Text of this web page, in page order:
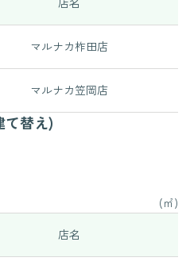
マルナカ柞田店
マルナカ笠岡店
て替え)
(㎡)
店名